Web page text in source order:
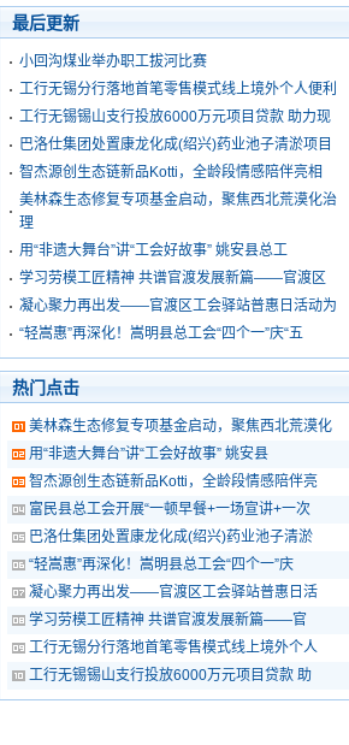
最后更新
小回沟煤业举办职工拔河比赛
工行无锡分行落地首笔零售模式线上境外个人便利
工行无锡锡山支行投放6000万元项目贷款 助力现
巴洛仕集团处置康龙化成(绍兴)药业池子清淤项目
智杰源创生态链新品Kotti，全龄段情感陪伴亮相
美林森生态修复专项基金启动，聚焦西北荒漠化治
理
用“非遗大舞台”讲“工会好故事” 姚安县总工
学习劳模工匠精神 共谱官渡发展新篇——官渡区
凝心聚力再出发——官渡区工会驿站普惠日活动为
“轻嵩惠”再深化！嵩明县总工会“四个一”庆“五
热门点击
美林森生态修复专项基金启动，聚焦西北荒漠化
用“非遗大舞台”讲“工会好故事” 姚安县
智杰源创生态链新品Kotti，全龄段情感陪伴亮
富民县总工会开展“一顿早餐+一场宣讲+一次
巴洛仕集团处置康龙化成(绍兴)药业池子清淤
“轻嵩惠”再深化！嵩明县总工会“四个一”庆
凝心聚力再出发——官渡区工会驿站普惠日活
学习劳模工匠精神 共谱官渡发展新篇——官
工行无锡分行落地首笔零售模式线上境外个人
工行无锡锡山支行投放6000万元项目贷款 助